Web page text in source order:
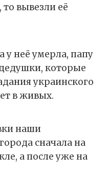
вывезли её
у неё умерла, папу
которые
украинского
в живых.
наши
сначала на
а после уже на